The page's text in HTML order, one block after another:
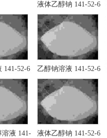
液体乙醇钠 141-52-6
141-52-6 乙醇钠溶液 141-52-6
液 141- 液体乙醇钠 141-52-6